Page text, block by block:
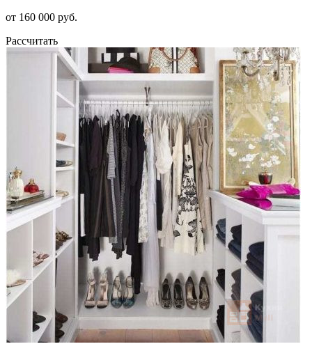
от 160 000 руб.
Рассчитать